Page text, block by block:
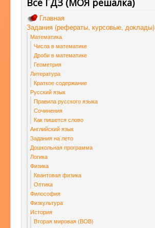
Главная
Задания (рефераты, курсовые, доклады)
Математика
Числа в математике
Дроби в математике
Геометрия
Литература
Краткое содержание
Русский язык
Правила русского языка
Сочинения
Как пишется слово
Английский язык
Задания на лето
Дошкольная программа
Логика
Физика
Квантовая физика
Оптика
Философия
Физкультура
История
Вторая мировая (ВОВ)